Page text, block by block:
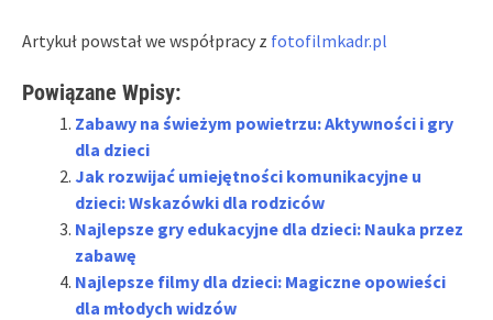
Artykuł powstał we współpracy z fotofilmkadr.pl
Powiązane Wpisy:
Zabawy na świeżym powietrzu: Aktywności i gry
dla dzieci
Jak rozwijać umiejętności komunikacyjne u
dzieci: Wskazówki dla rodziców
Najlepsze gry edukacyjne dla dzieci: Nauka przez
zabawę
Najlepsze filmy dla dzieci: Magiczne opowieści
dla młodych widzów